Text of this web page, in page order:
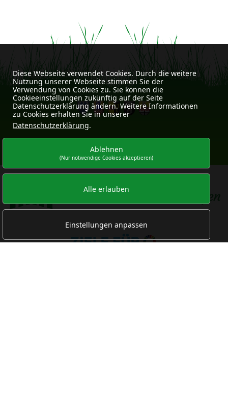
|Datenschutz
Diese Webseite verwendet Cookies. Durch die weitere
Nutzung unserer Webseite stimmen Sie der
Verwendung von Cookies zu. Sie können die
Cookieeinstellungen zukünftig auf der Seite
Datenschutzerklärung ändern. Weitere Informationen
zu Cookies erhalten Sie in unserer
Datenschutzerklärung.
Ablehnen
(Nur notwendige Cookies akzeptieren)
Alle erlauben
Einstellungen anpassen